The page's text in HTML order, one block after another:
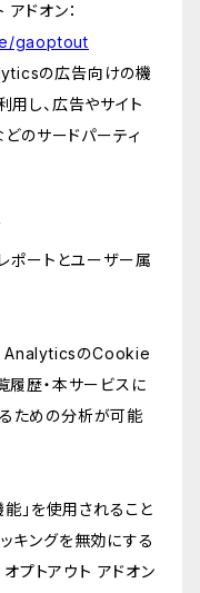
ドオン：
gaoptout
の広告向けの機
用し、広告やサイト
のサードパーティ
ートとユーザー属
AnalyticsのCookie
履歴・本サービスに
ための分析が可能
」を使用されること
キングを無効にする
プトアウト アドオン